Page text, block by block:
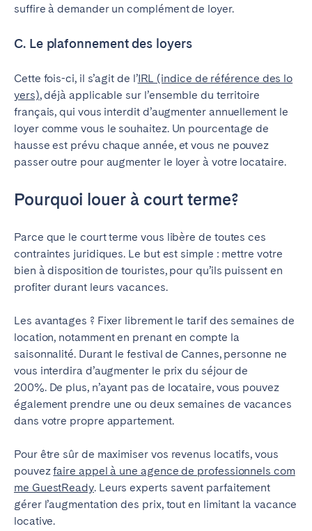
suffire à demander un complément de loyer.
C. Le plafonnement des loyers
Cette fois-ci, il s’agit de l’IRL (indice de référence des lo
yers), déjà applicable sur l’ensemble du territoire
français, qui vous interdit d’augmenter annuellement le
loyer comme vous le souhaitez. Un pourcentage de
hausse est prévu chaque année, et vous ne pouvez
passer outre pour augmenter le loyer à votre locataire.
Pourquoi louer à court terme?
Parce que le court terme vous libère de toutes ces
contraintes juridiques. Le but est simple : mettre votre
bien à disposition de touristes, pour qu’ils puissent en
profiter durant leurs vacances.
Les avantages ? Fixer librement le tarif des semaines de
location, notamment en prenant en compte la
saisonnalité. Durant le festival de Cannes, personne ne
vous interdira d’augmenter le prix du séjour de
200%. De plus, n’ayant pas de locataire, vous pouvez
également prendre une ou deux semaines de vacances
dans votre propre appartement.
Pour être sûr de maximiser vos revenus locatifs, vous
pouvezfaire appel à une agence de professionnels com
me GuestReady. Leurs experts savent parfaitement
gérer l’augmentation des prix, tout en limitant la vacance
locative.